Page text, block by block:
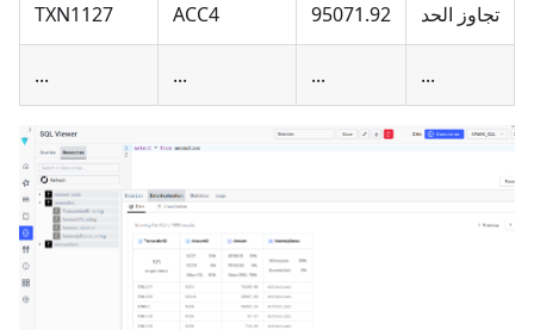
TXN1127 ACC4 95071.92 تجاوز الحد
... ... ... ...